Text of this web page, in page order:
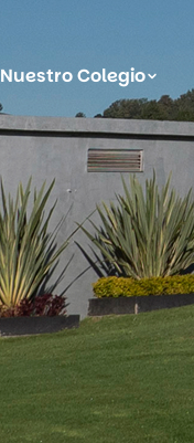
Nuestro Colegio